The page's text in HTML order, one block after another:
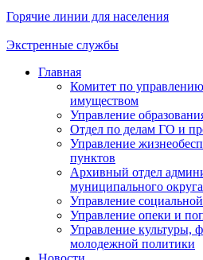
Горячие линии для населения
Экстренные службы
Главная
Комитет по
имуществом
Управление
Отдел по делам ГО и
Управление
пунктов
Архивный отдел
муниципального округа
Управление
Управление опеки и
Управление культуры,
молодежной политики